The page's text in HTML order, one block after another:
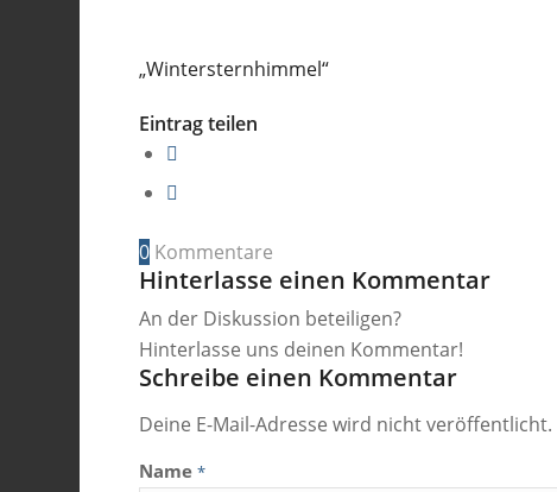
„Wintersternhimmel“
Eintrag teilen
0 Kommentare
Hinterlasse einen Kommentar
An der Diskussion beteiligen?
Hinterlasse uns deinen Kommentar!
Schreibe einen Kommentar
Deine E-Mail-Adresse wird nicht veröffentlicht.
Name*